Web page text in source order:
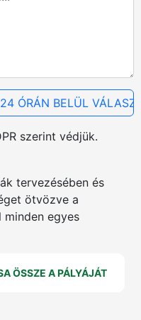
szerint védjük.
tervezésében és
ötvözve a
minden egyes
ÖSSZE A PÁLYÁJÁT